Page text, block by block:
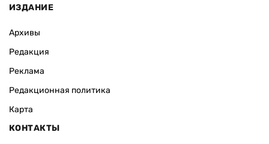
ИЗДАНИЕ
Архивы
Редакция
Реклама
Редакционная политика
Карта
КОНТАКТЫ